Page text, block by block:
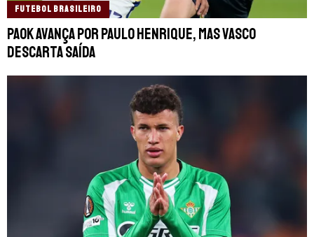
FUTEBOL BRASILEIRO
PAOK avança por Paulo Henrique, mas Vasco
descarta saída